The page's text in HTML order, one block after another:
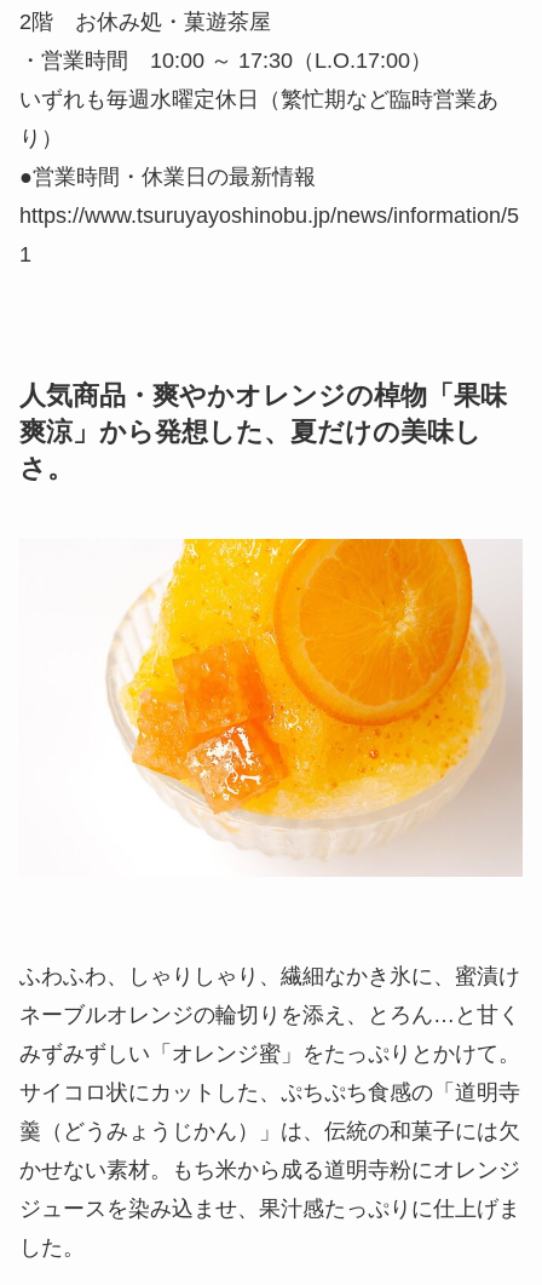
2階 お休み処・菓遊茶屋
・営業時間 10:00 ～ 17:30（L.O.17:00）
いずれも毎週水曜定休日（繁忙期など臨時営業あ
り）
●営業時間・休業日の最新情報
https://www.tsuruyayoshinobu.jp/news/information/5
1
人気商品・爽やかオレンジの棹物「果味
爽涼」から発想した、夏だけの美味し
さ。
ふわふわ、しゃりしゃり、繊細なかき氷に、蜜漬け
ネーブルオレンジの輪切りを添え、とろん…と甘く
みずみずしい「オレンジ蜜」をたっぷりとかけて。
サイコロ状にカットした、ぷちぷち食感の「道明寺
羹（どうみょうじかん）」は、伝統の和菓子には欠
かせない素材。もち米から成る道明寺粉にオレンジ
ジュースを染み込ませ、果汁感たっぷりに仕上げま
した。